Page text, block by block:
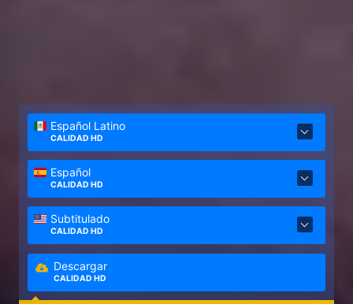
Español Latino
CALIDAD HD
Español
CALIDAD HD
Subtitulado
CALIDAD HD
Descargar
CALIDAD HD